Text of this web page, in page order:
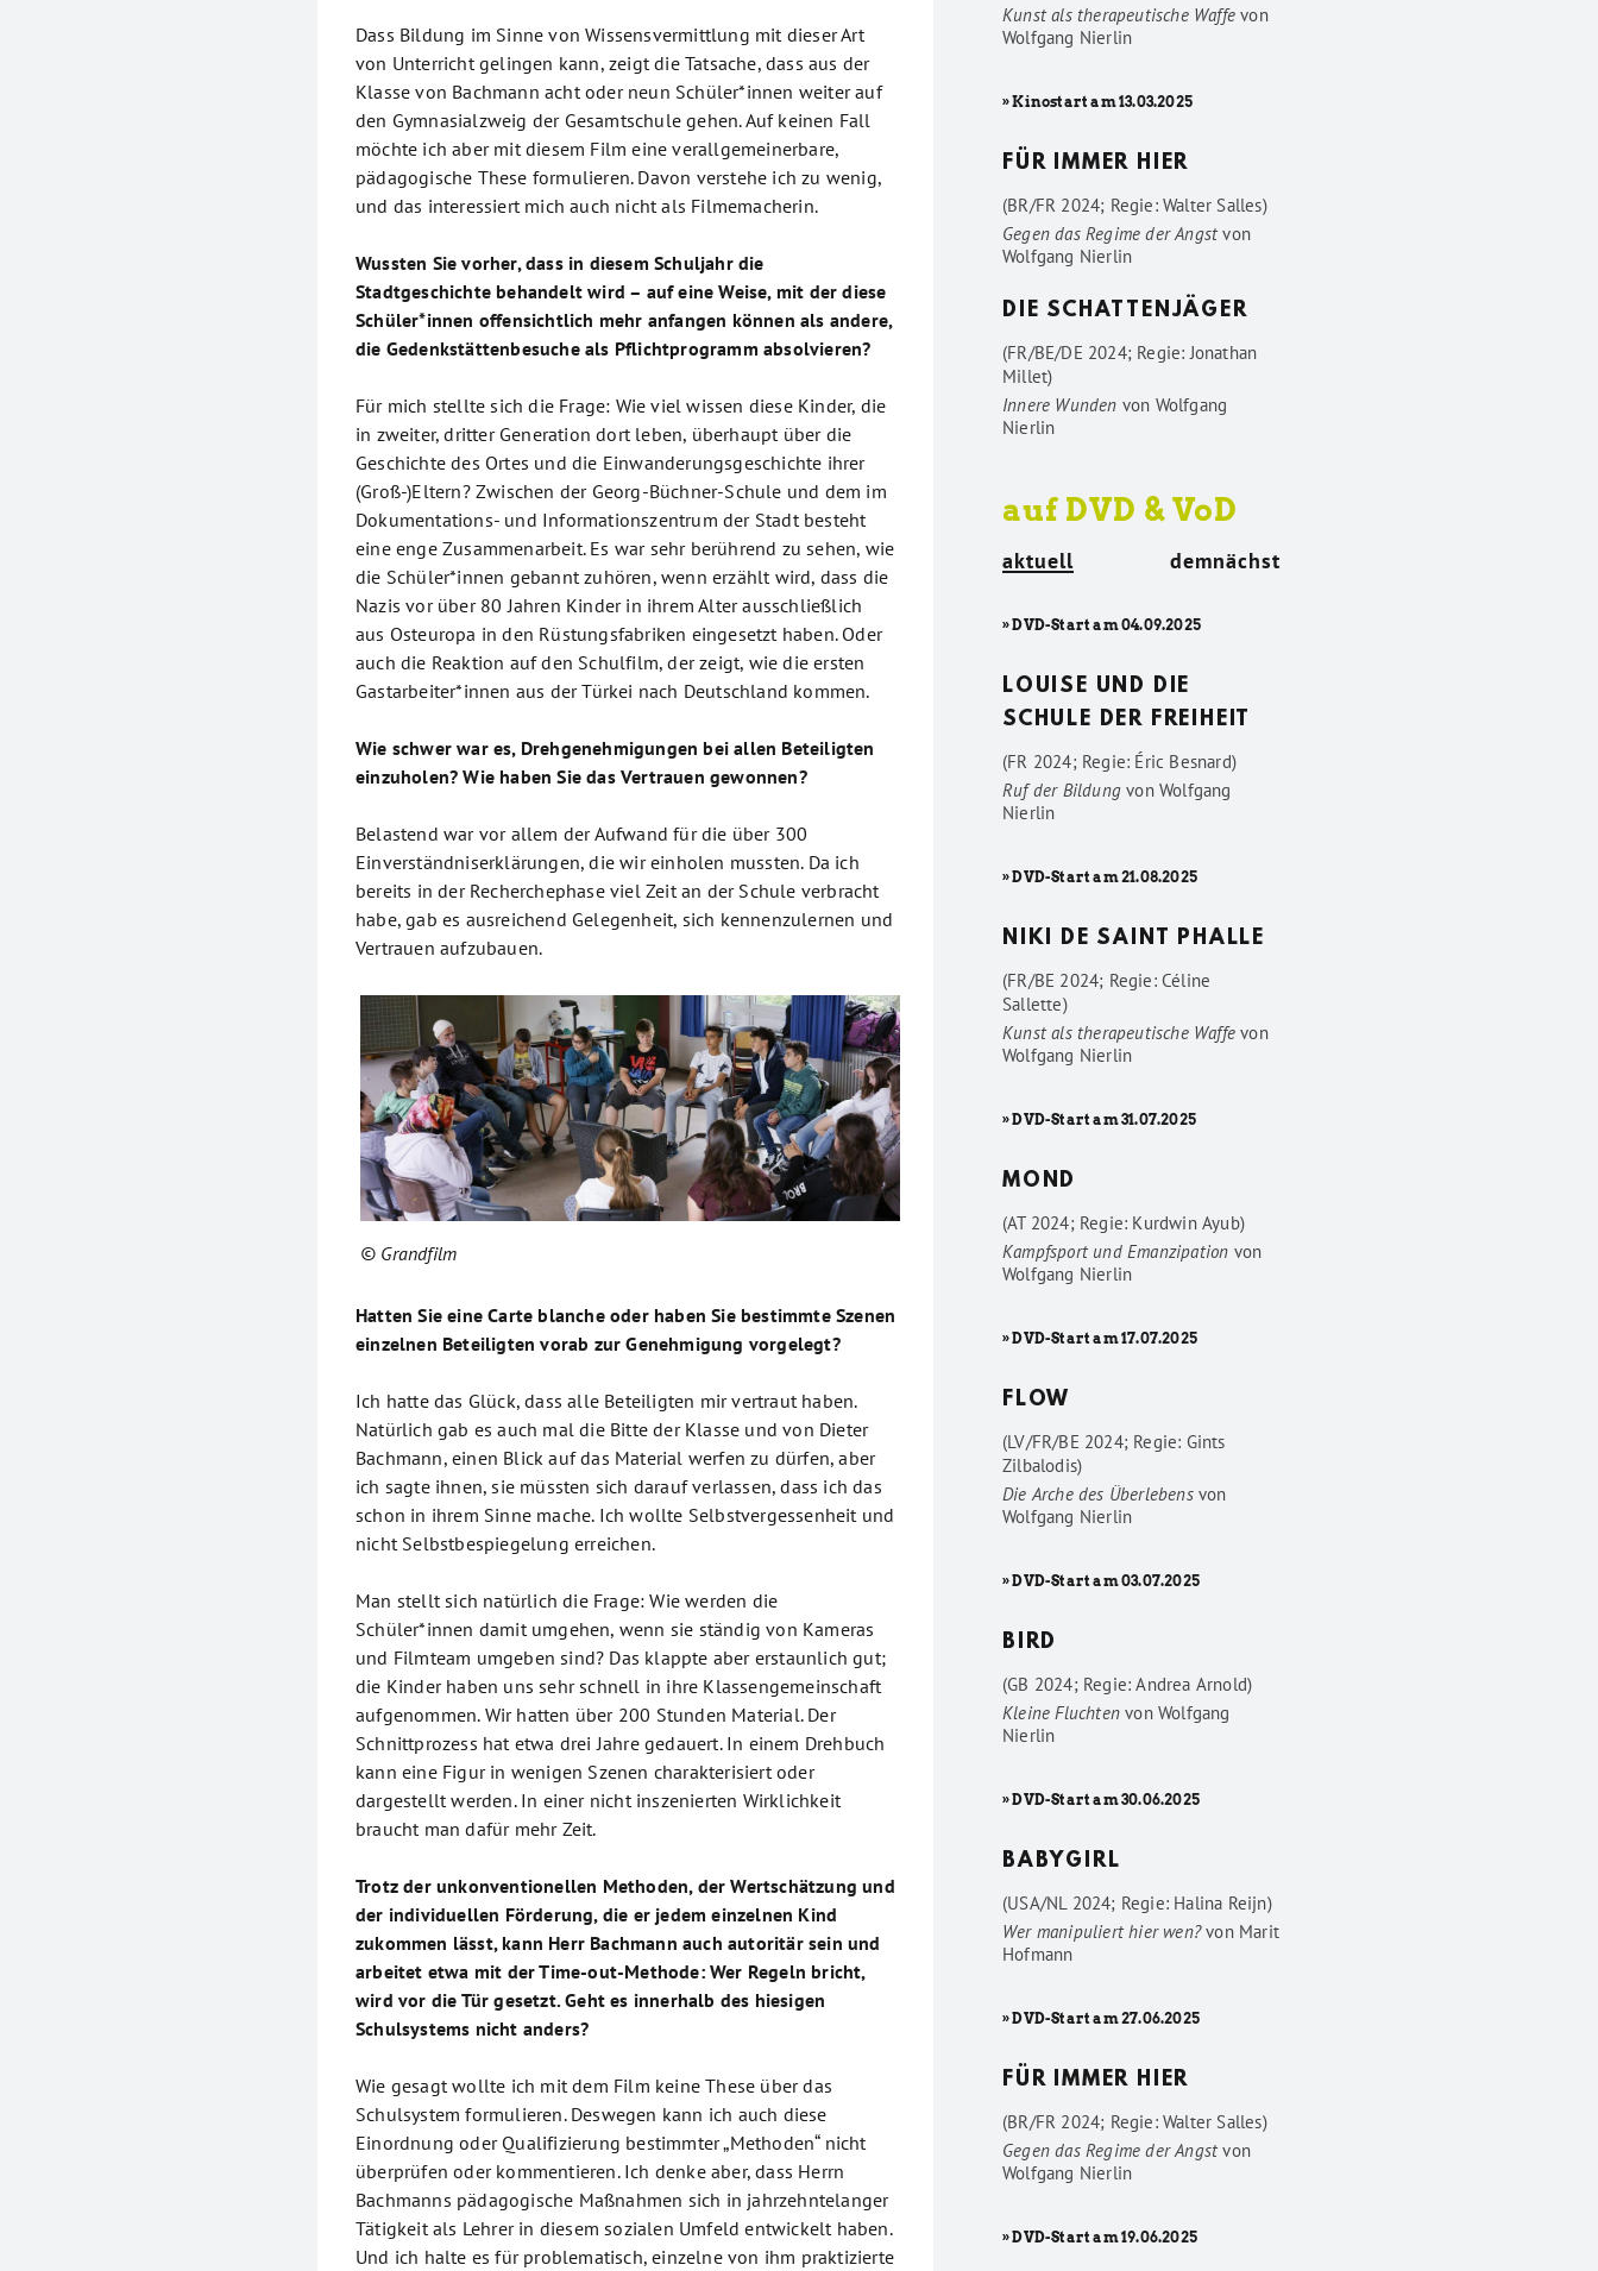
Dass Bildung im Sinne von Wissensvermittlung mit dieser Art
von Unterricht gelingen kann, zeigt die Tatsache, dass aus der
Klasse von Bachmann acht oder neun Schüler*innen weiter auf
den Gymnasialzweig der Gesamtschule gehen. Auf keinen Fall
möchte ich aber mit diesem Film eine verallgemeinerbare,
pädagogische These formulieren. Davon verstehe ich zu wenig,
und das interessiert mich auch nicht als Filmemacherin.
Wussten Sie vorher, dass in diesem Schuljahr die
Stadtgeschichte behandelt wird – auf eine Weise, mit der diese
Schüler*innen offensichtlich mehr anfangen können als andere,
die Gedenkstättenbesuche als Pflichtprogramm absolvieren?
Für mich stellte sich die Frage: Wie viel wissen diese Kinder, die
in zweiter, dritter Generation dort leben, überhaupt über die
Geschichte des Ortes und die Einwanderungsgeschichte ihrer
(Groß-)Eltern? Zwischen der Georg-Büchner-Schule und dem im
Dokumentations- und Informationszentrum der Stadt besteht
eine enge Zusammenarbeit. Es war sehr berührend zu sehen, wie
die Schüler*innen gebannt zuhören, wenn erzählt wird, dass die
Nazis vor über 80 Jahren Kinder in ihrem Alter ausschließlich
aus Osteuropa in den Rüstungsfabriken eingesetzt haben. Oder
auch die Reaktion auf den Schulfilm, der zeigt, wie die ersten
Gastarbeiter*innen aus der Türkei nach Deutschland kommen.
Wie schwer war es, Drehgenehmigungen bei allen Beteiligten
einzuholen? Wie haben Sie das Vertrauen gewonnen?
Belastend war vor allem der Aufwand für die über 300
Einverständniserklärungen, die wir einholen mussten. Da ich
bereits in der Recherchephase viel Zeit an der Schule verbracht
habe, gab es ausreichend Gelegenheit, sich kennenzulernen und
Vertrauen aufzubauen.
© Grandfilm
Hatten Sie eine Carte blanche oder haben Sie bestimmte Szenen
einzelnen Beteiligten vorab zur Genehmigung vorgelegt?
Ich hatte das Glück, dass alle Beteiligten mir vertraut haben.
Natürlich gab es auch mal die Bitte der Klasse und von Dieter
Bachmann, einen Blick auf das Material werfen zu dürfen, aber
ich sagte ihnen, sie müssten sich darauf verlassen, dass ich das
schon in ihrem Sinne mache. Ich wollte Selbstvergessenheit und
nicht Selbstbespiegelung erreichen.
Man stellt sich natürlich die Frage: Wie werden die
Schüler*innen damit umgehen, wenn sie ständig von Kameras
und Filmteam umgeben sind? Das klappte aber erstaunlich gut;
die Kinder haben uns sehr schnell in ihre Klassengemeinschaft
aufgenommen. Wir hatten über 200 Stunden Material. Der
Schnittprozess hat etwa drei Jahre gedauert. In einem Drehbuch
kann eine Figur in wenigen Szenen charakterisiert oder
dargestellt werden. In einer nicht inszenierten Wirklichkeit
braucht man dafür mehr Zeit.
Trotz der unkonventionellen Methoden, der Wertschätzung und
der individuellen Förderung, die er jedem einzelnen Kind
zukommen lässt, kann Herr Bachmann auch autoritär sein und
arbeitet etwa mit der Time-out-Methode: Wer Regeln bricht,
wird vor die Tür gesetzt. Geht es innerhalb des hiesigen
Schulsystems nicht anders?
Wie gesagt wollte ich mit dem Film keine These über das
Schulsystem formulieren. Deswegen kann ich auch diese
Einordnung oder Qualifizierung bestimmter „Methoden“ nicht
überprüfen oder kommentieren. Ich denke aber, dass Herrn
Bachmanns pädagogische Maßnahmen sich in jahrzehntelanger
Tätigkeit als Lehrer in diesem sozialen Umfeld entwickelt haben.
Und ich halte es für problematisch, einzelne von ihm praktizierte
Kunst als therapeutische Waffevon
Wolfgang Nierlin
» Kinostart am 13.03.2025
FÜR IMMER HIER
(BR/FR 2024; Regie: Walter Salles)
Gegen das Regime der Angstvon
Wolfgang Nierlin
DIE SCHATTENJÄGER
(FR/BE/DE 2024; Regie: Jonathan
Millet)
Innere Wunden von Wolfgang
Nierlin
auf DVD & VoD
aktuell demnächst
» DVD-Start am 04.09.2025
LOUISE UND DIE
SCHULE DER FREIHEIT
(FR 2024; Regie: Éric Besnard)
Ruf der Bildungvon Wolfgang
Nierlin
» DVD-Start am 21.08.2025
NIKI DE SAINT PHALLE
(FR/BE 2024; Regie: Céline
Sallette)
Kunst als therapeutische Waffevon
Wolfgang Nierlin
» DVD-Start am 31.07.2025
MOND
(AT 2024; Regie: Kurdwin Ayub)
Kampfsport und Emanzipation von
Wolfgang Nierlin
» DVD-Start am 17.07.2025
FLOW
(LV/FR/BE 2024; Regie: Gints
Zilbalodis)
Die Arche des Überlebensvon
Wolfgang Nierlin
» DVD-Start am 03.07.2025
BIRD
(GB 2024; Regie: Andrea Arnold)
Kleine Fluchtenvon Wolfgang
Nierlin
» DVD-Start am 30.06.2025
BABYGIRL
(USA/NL 2024; Regie: Halina Reijn)
Wer manipuliert hier wen?von Marit
Hofmann
» DVD-Start am 27.06.2025
FÜR IMMER HIER
(BR/FR 2024; Regie: Walter Salles)
Gegen das Regime der Angstvon
Wolfgang Nierlin
» DVD-Start am 19.06.2025